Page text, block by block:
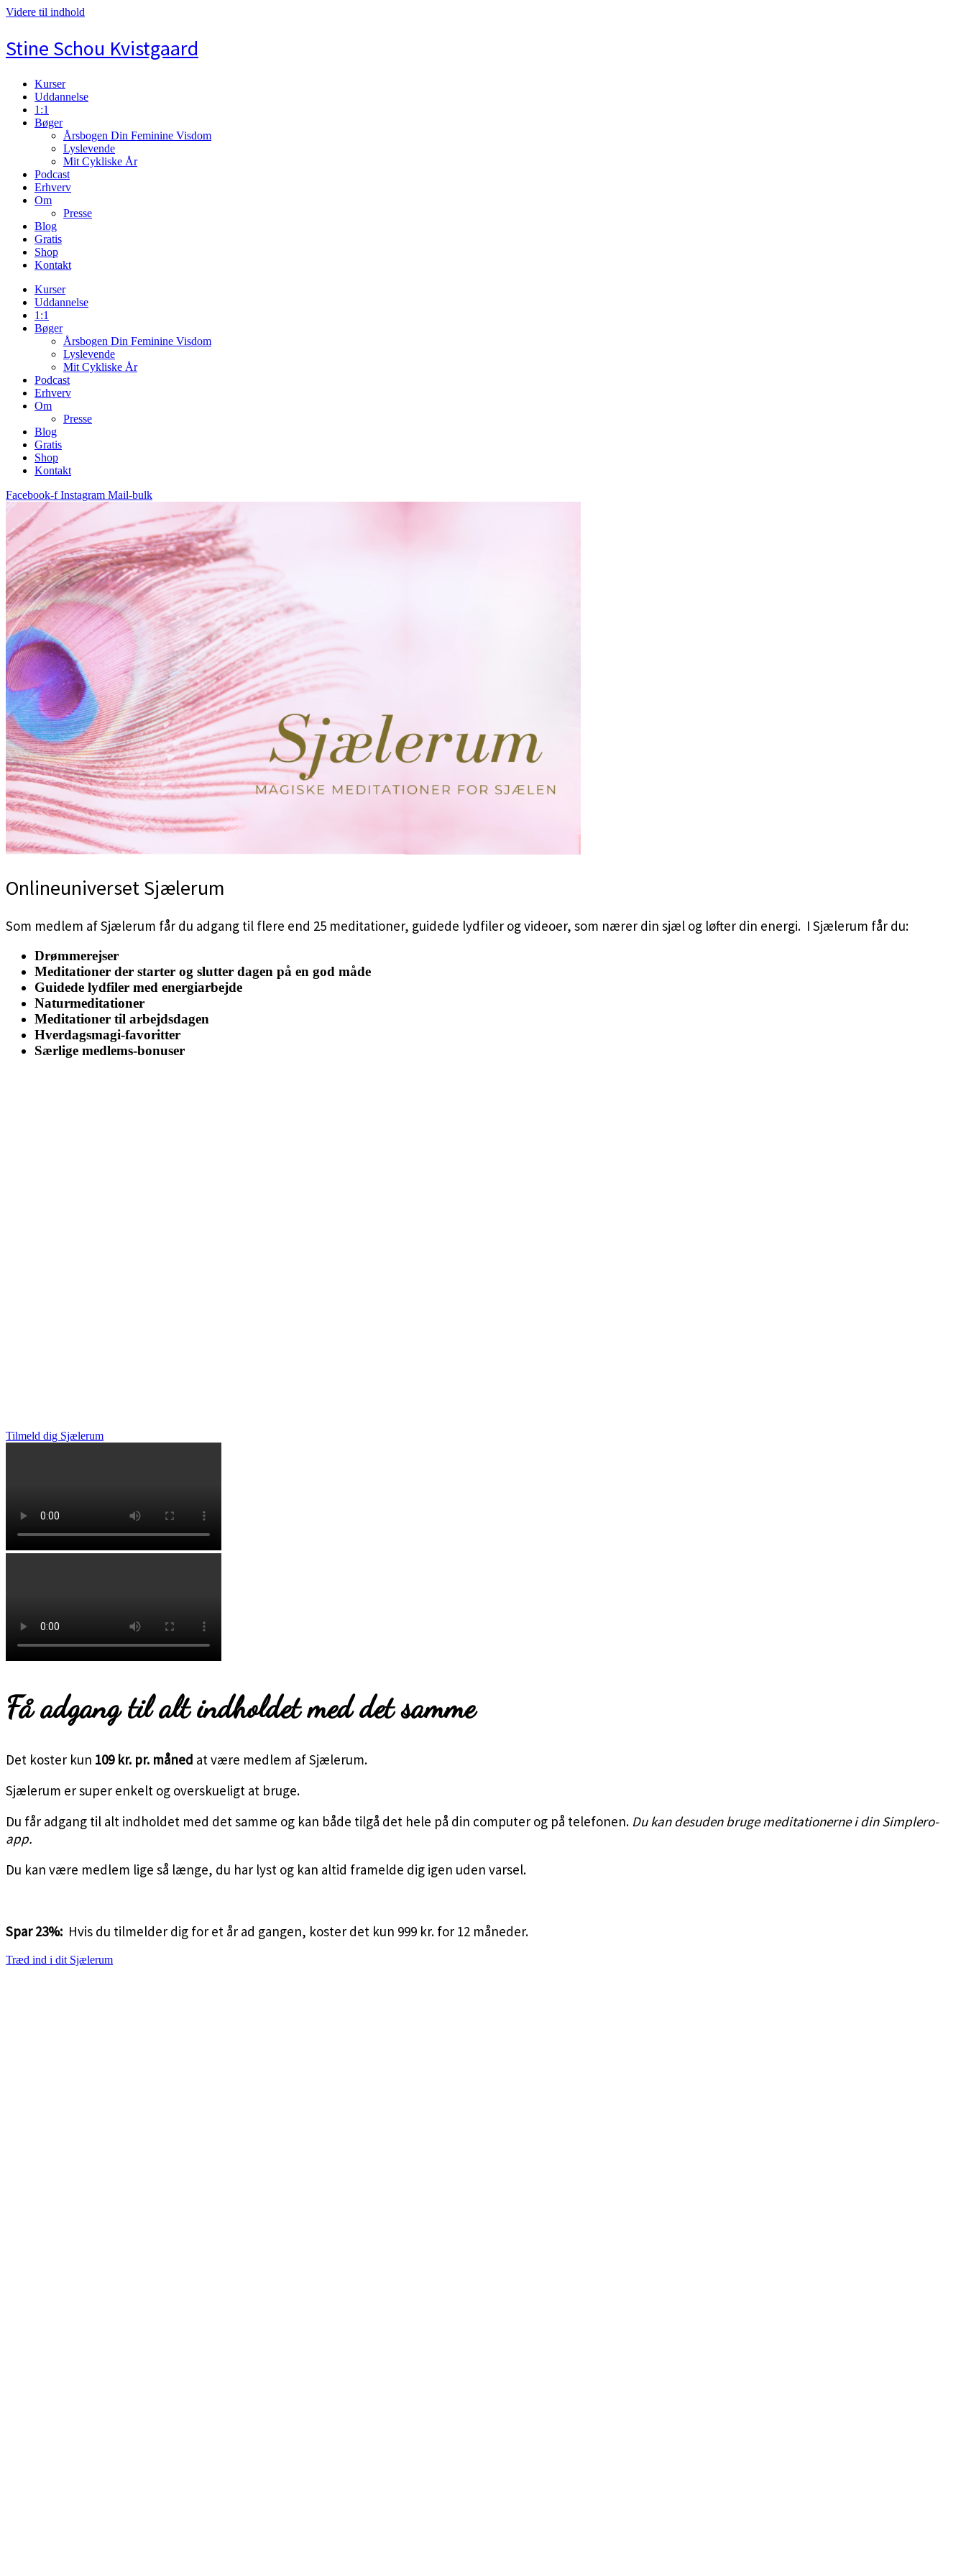
Videre til indhold
Stine Schou Kvistgaard
Kurser
Uddannelse
1:1
Bøger
Årsbogen Din Feminine Visdom
Lyslevende
Mit Cykliske År
Podcast
Erhverv
Om
Presse
Blog
Gratis
Shop
Kontakt
Kurser
Uddannelse
1:1
Bøger
Årsbogen Din Feminine Visdom
Lyslevende
Mit Cykliske År
Podcast
Erhverv
Om
Presse
Blog
Gratis
Shop
Kontakt
Facebook-f Instagram Mail-bulk
Onlineuniverset Sjælerum
Som medlem af Sjælerum får du adgang til flere end 25 meditationer, guidede lydfiler og videoer, som nærer din sjæl og løfter din energi. I Sjælerum får du:
Drømmerejser
Meditationer der starter og slutter dagen på en god måde
Guidede lydfiler med energiarbejde
Naturmeditationer
Meditationer til arbejdsdagen
Hverdagsmagi-favoritter
Særlige medlems-bonuser
Tilmeld dig Sjælerum
Få adgang til alt indholdet med det samme
Det koster kun 109 kr. pr. måned at være medlem af Sjælerum.
Sjælerum er super enkelt og overskueligt at bruge.
Du får adgang til alt indholdet med det samme og kan både tilgå det hele på din computer og på telefonen. Du kan desuden bruge meditationerne i din Simplero-
app.
Du kan være medlem lige så længe, du har lyst og kan altid framelde dig igen uden varsel.
Spar 23%: Hvis du tilmelder dig for et år ad gangen, koster det kun 999 kr. for 12 måneder.
Træd ind i dit Sjælerum